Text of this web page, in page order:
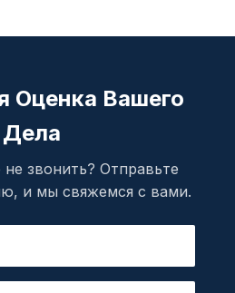
Оценка Вашего
Дела
звонить? Отправьте
и мы свяжемся с вами.